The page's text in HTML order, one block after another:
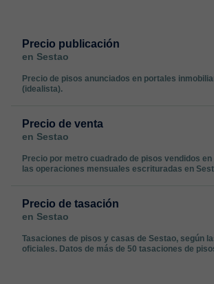
Precio publicación
en Sestao
Precio de pisos anunciados en portales
(idealista).
Precio de venta
en Sestao
Precio por metro cuadrado de pisos vendidos en
las operaciones mensuales escrituradas en
Precio de tasación
en Sestao
Tasaciones de pisos y casas de Sestao, según
oficiales. Datos de más de 50 tasaciones de